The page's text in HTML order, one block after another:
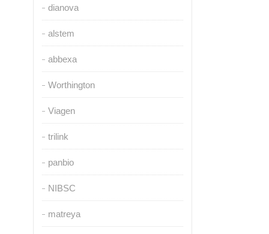
dianova
alstem
abbexa
Worthington
Viagen
trilink
panbio
NIBSC
matreya